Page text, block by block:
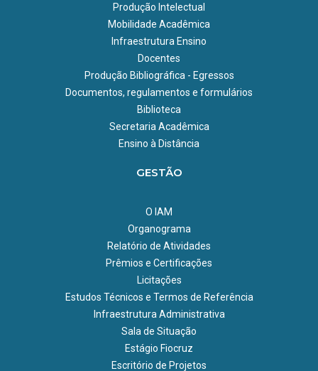
Produção Intelectual
Mobilidade Acadêmica
Infraestrutura Ensino
Docentes
Produção Bibliográfica - Egressos
Documentos, regulamentos e formulários
Biblioteca
Secretaria Acadêmica
Ensino à Distância
GESTÃO
O IAM
Organograma
Relatório de Atividades
Prêmios e Certificações
Licitações
Estudos Técnicos e Termos de Referência
Infraestrutura Administrativa
Sala de Situação
Estágio Fiocruz
Escritório de Projetos